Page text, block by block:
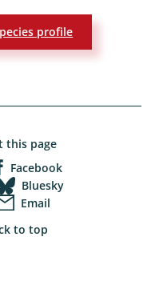
profile
this page
Facebook
Bluesky
Email
to top